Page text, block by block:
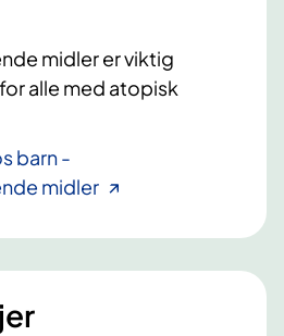
midler er viktig
alle med atopisk
barn -
midler